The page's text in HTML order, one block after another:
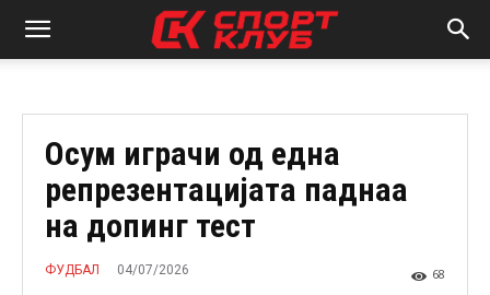
Осум играчи од една
репрезентацијата паднаа
на допинг тест
ФУДБАЛ 04/07/2026 68